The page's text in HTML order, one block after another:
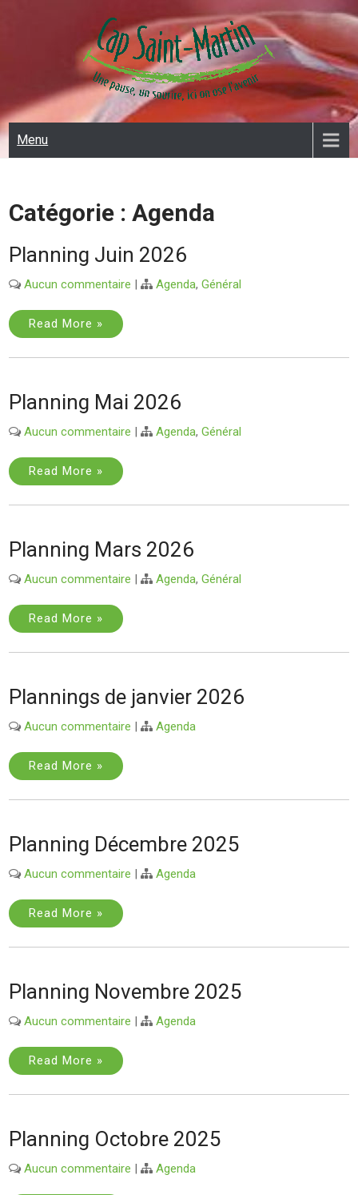
CAP SAINT MARTIN
Menu
Catégorie :Agenda
Planning Juin 2026
Aucun commentaire | Agenda,Général
Read More »
Planning Mai 2026
Aucun commentaire | Agenda,Général
Read More »
Planning Mars 2026
Aucun commentaire | Agenda,Général
Read More »
Plannings de janvier 2026
Aucun commentaire | Agenda
Read More »
Planning Décembre 2025
Aucun commentaire | Agenda
Read More »
Planning Novembre 2025
Aucun commentaire | Agenda
Read More »
Planning Octobre 2025
Aucun commentaire | Agenda